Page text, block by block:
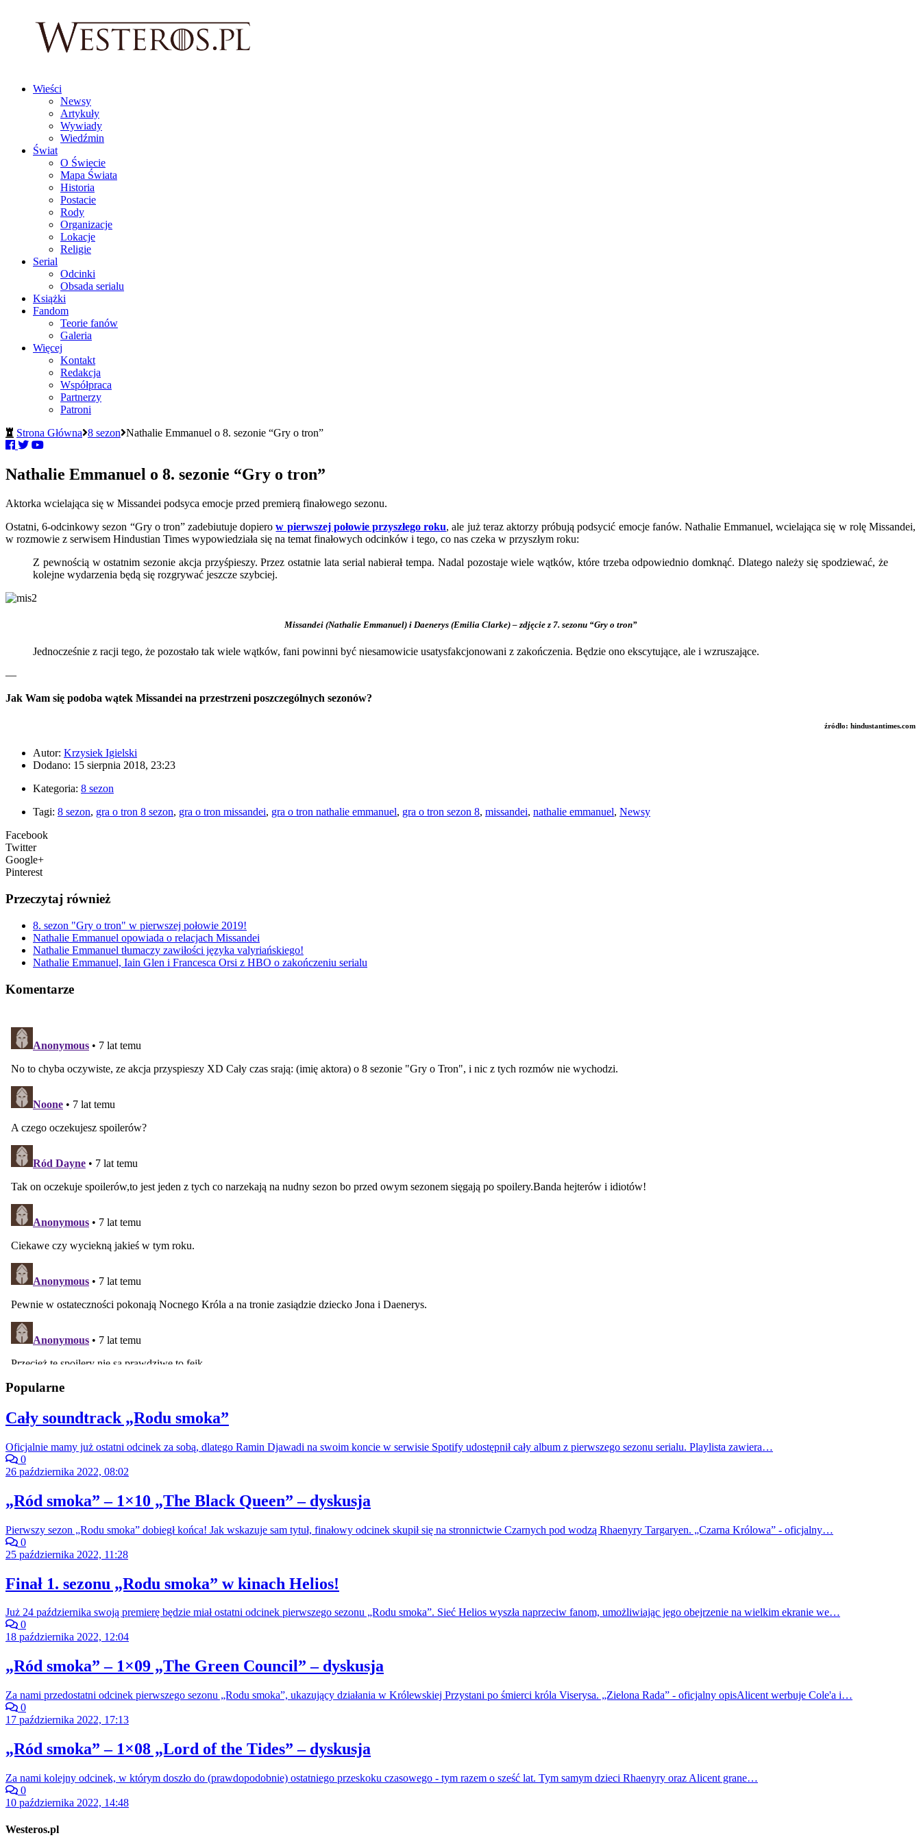
Wieści
Newsy
Artykuły
Wywiady
Wiedźmin
Świat
O Świecie
Mapa Świata
Historia
Postacie
Rody
Organizacje
Lokacje
Religie
Serial
Odcinki
Obsada serialu
Książki
Fandom
Teorie fanów
Galeria
Więcej
Kontakt
Redakcja
Współpraca
Partnerzy
Patroni
Strona Główna 8 sezon Nathalie Emmanuel o 8. sezonie “Gry o tron”
Nathalie Emmanuel o 8. sezonie “Gry o tron”
Aktorka wcielająca się w Missandei podsyca emocje przed premierą finałowego sezonu.
Ostatni, 6-odcinkowy sezon “Gry o tron” zadebiutuje dopierow pierwszej połowie przyszłego roku, ale już teraz aktorzy próbują podsycić emocje fanów. Nathalie Emmanuel, wcielająca się w rolę Missandei,
w rozmowie z serwisem Hindustian Times wypowiedziała się na temat finałowych odcinków i tego, co nas czeka w przyszłym roku:
Z pewnością w ostatnim sezonie akcja przyśpieszy. Przez ostatnie lata serial nabierał tempa. Nadal pozostaje wiele wątków, które trzeba odpowiednio domknąć. Dlatego należy się spodziewać, że
kolejne wydarzenia będą się rozgrywać jeszcze szybciej.
Missandei (Nathalie Emmanuel) i Daenerys (Emilia Clarke) – zdjęcie z 7. sezonu “Gry o tron”
Jednocześnie z racji tego, że pozostało tak wiele wątków, fani powinni być niesamowicie usatysfakcjonowani z zakończenia. Będzie ono ekscytujące, ale i wzruszające.
—
Jak Wam się podoba wątek Missandei na przestrzeni poszczególnych sezonów?
źródło: hindustantimes.com
Autor: Krzysiek Igielski
Dodano: 15 sierpnia 2018, 23:23
Kategoria: 8 sezon
Tagi: 8 sezon, gra o tron 8 sezon, gra o tron missandei, gra o tron nathalie emmanuel, gra o tron sezon 8, missandei, nathalie emmanuel, Newsy
Facebook
Twitter
Google+
Pinterest
Przeczytaj również
8. sezon "Gry o tron" w pierwszej połowie 2019!
Nathalie Emmanuel opowiada o relacjach Missandei
Nathalie Emmanuel tłumaczy zawiłości języka valyriańskiego!
Nathalie Emmanuel, Iain Glen i Francesca Orsi z HBO o zakończeniu serialu
Komentarze
Popularne
Cały soundtrack „Rodu smoka”
Oficjalnie mamy już ostatni odcinek za sobą, dlatego Ramin Djawadi na swoim koncie w serwisie Spotify udostępnił cały album z pierwszego sezonu serialu. Playlista zawiera…
0
26 października 2022, 08:02
„Ród smoka” – 1×10 „The Black Queen” – dyskusja
Pierwszy sezon „Rodu smoka” dobiegł końca! Jak wskazuje sam tytuł, finałowy odcinek skupił się na stronnictwie Czarnych pod wodzą Rhaenyry Targaryen. „Czarna Królowa” - oficjalny…
0
25 października 2022, 11:28
Finał 1. sezonu „Rodu smoka” w kinach Helios!
Już 24 października swoją premierę będzie miał ostatni odcinek pierwszego sezonu „Rodu smoka”. Sieć Helios wyszła naprzeciw fanom, umożliwiając jego obejrzenie na wielkim ekranie we…
0
18 października 2022, 12:04
„Ród smoka” – 1×09 „The Green Council” – dyskusja
Za nami przedostatni odcinek pierwszego sezonu „Rodu smoka”, ukazujący działania w Królewskiej Przystani po śmierci króla Viserysa. „Zielona Rada” - oficjalny opisAlicent werbuje Cole'a i…
0
17 października 2022, 17:13
„Ród smoka” – 1×08 „Lord of the Tides” – dyskusja
Za nami kolejny odcinek, w którym doszło do (prawdopodobnie) ostatniego przeskoku czasowego - tym razem o sześć lat. Tym samym dzieci Rhaenyry oraz Alicent grane…
0
10 października 2022, 14:48
Westeros.pl